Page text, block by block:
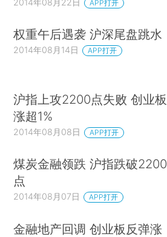
APP打开
权重午后遇袭 沪深尾盘跳水
2014年08月14日 APP打开
沪指上攻2200点失败 创业板
涨超1%
2014年08月08日 APP打开
煤炭金融领跌 沪指跌破2200
点
2014年08月07日 APP打开
金融地产回调 创业板反弹涨